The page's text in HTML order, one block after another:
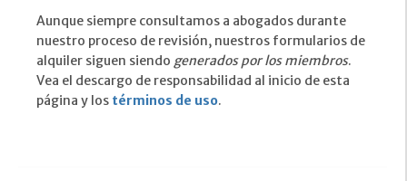
Aunque siempre consultamos a abogados durante
nuestro proceso de revisión, nuestros formularios de
alquiler siguen siendo generados por los miembros.
Vea el descargo de responsabilidad al inicio de esta
página y los términos de uso.